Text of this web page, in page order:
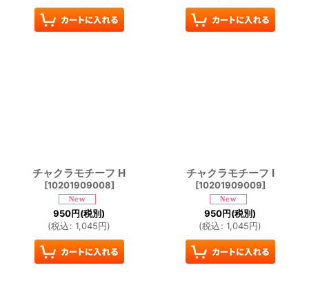
チャクラモチーフ H
[10201909008]
950円(税別)
(税込: 1,045円)
チャクラモチーフ I
[10201909009]
950円(税別)
(税込: 1,045円)